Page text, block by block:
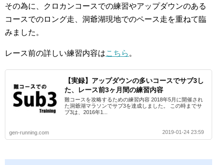
その為に、クロカンコースでの練習やアップダウンのある
コースでのロング走、洞爺湖現地でのペース走を重ねて臨
みました。
レース前の詳しい練習内容はこちら 。
【実録】アップダウンの多いコースでサブ3し
た、レース前3ヶ月間の練習内容
難コースを攻略するための練習内容 2018年5月に開催され
た洞爺湖マラソンでサブ3を達成しました。 この時までサ
ブ3は、2016年1...
gen-running.com 2019-01-24 23:59